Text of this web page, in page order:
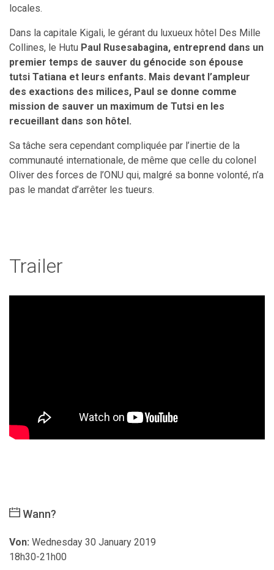
locales.
Dans la capitale Kigali, le gérant du luxueux hôtel Des Mille
Collines, le Hutu Paul Rusesabagina, entreprend dans un
premier temps de sauver du génocide son épouse
tutsi Tatiana et leurs enfants. Mais devant l’ampleur
des exactions des milices, Paul se donne comme
mission de sauver un maximum de Tutsi en les
recueillant dans son hôtel.
Sa tâche sera cependant compliquée par l’inertie de la
communauté internationale, de même que celle du colonel
Oliver des forces de l’ONU qui, malgré sa bonne volonté, n’a
pas le mandat d’arrêter les tueurs.
Trailer
Wann?
Von: Wednesday 30 January 2019
18h30-21h00